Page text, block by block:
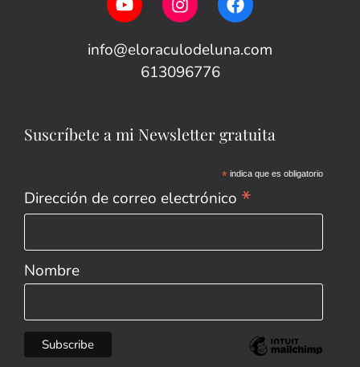
info@eloraculodeluna.com
613096776
Suscríbete a mi Newsletter gratuita
* indica que es obligatorio
Dirección de correo electrónico *
Nombre